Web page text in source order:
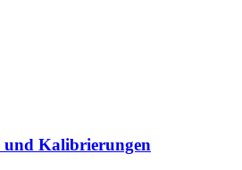
und Kalibrierungen